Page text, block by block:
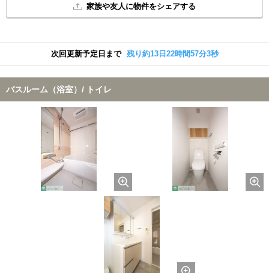
家族や友人に物件をシェアする
次回更新予定日まで 残り約13日22時間57分2秒
バスルーム（浴室）/ トイレ